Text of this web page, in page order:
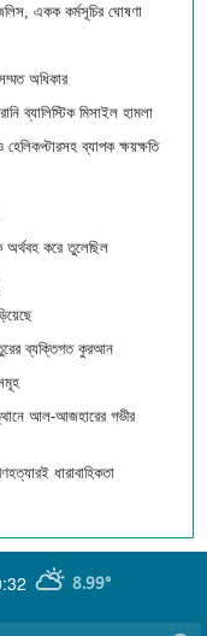
একক কর্মসূচির ঘোষণা
অধিকার
ব্যালিস্টিক মিসাইল হামলা
ব্যাপক ক্ষয়ক্ষতি
অর্থবহ করে তুলেছিল
তুরের ব্যক্তিগত কুরআন
আল-আজহারের গভীর
ধারাবাহিকতা
8.99°